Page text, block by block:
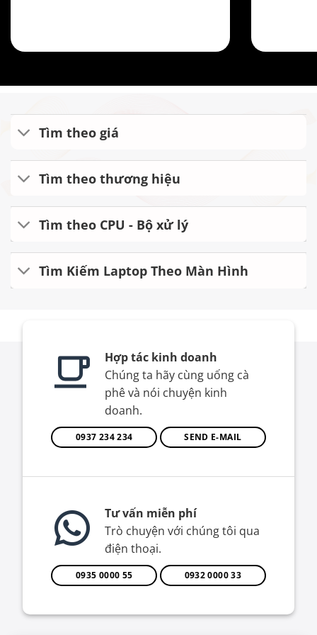
Tìm theo giá
Tìm theo thương hiệu
Tìm theo CPU - Bộ xử lý
Tìm Kiếm Laptop Theo Màn Hình
Hợp tác kinh doanh
Chúng ta hãy cùng uống cà
phê và nói chuyện kinh
doanh.
0937 234 234 SEND E-MAIL
Tư vấn miễn phí
Trò chuyện với chúng tôi qua
điện thoại.
0935 0000 55 0932 0000 33